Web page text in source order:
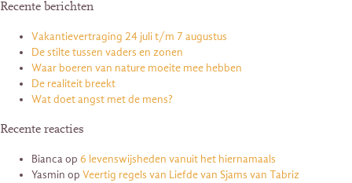
Recente berichten
Vakantievertraging 24 juli t/m 7 augustus
De stilte tussen vaders en zonen
Waar boeren van nature moeite mee hebben
De realiteit breekt
Wat doet angst met de mens?
Recente reacties
Biancaop 6 levenswijsheden vanuit het hiernamaals
Yasmin op Veertig regels van Liefde van Sjams van Tabriz